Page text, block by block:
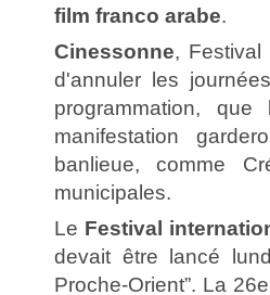
film franco arabe.
Cinessonne,
d'annuler les
programmation,
manifestation
banlieue, comme
municipales.
Le Festival
devait être lancé
Proche-Orient”. La